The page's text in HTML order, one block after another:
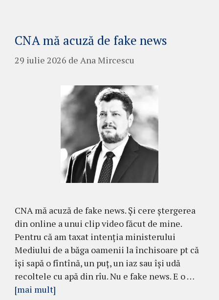
CNA mă acuză de fake news
29 iulie 2026 de Ana Mircescu
CNA mă acuză de fake news. Și cere ștergerea
din online a unui clip video făcut de mine.
Pentru că am taxat intenția ministerului
Mediului de a băga oamenii la închisoare pt că
își sapă o fîntînă, un puț, un iaz sau își udă
recoltele cu apă din rîu. Nu e fake news. E o …
[mai mult]